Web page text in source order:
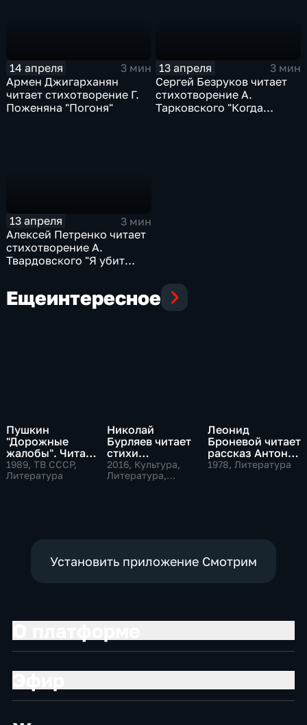
14 апреля
3 мин
Армен Джигарханян
читает стихотворение Г.
Поженяна "Погоня"
13 апреля
3 мин
Сергей Безруков читает
стихотворение А.
Тарковского "Когда
13 апреля
3 мин
Алексей Петренко читает
стихотворение А.
Твардовского "Я убит
Ещеинтересное
Пушкин
"Дорожные
жалобы". Читает
Александр
Михайлов
1989, ТВ СССР,
Литература
Николай
Бурляев читает
стихи
Лермонтова
2016, Культура,
Литература,
Леонид
Броневой читает
рассказ Антона
Чехова "Тоска"
1978, Литература
Установить приложение Смотрим